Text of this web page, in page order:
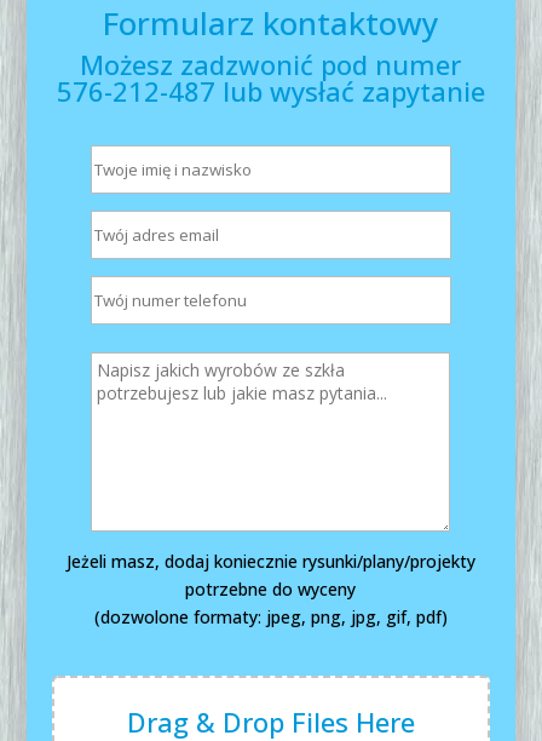
Formularz kontaktowy
Możesz zadzwonić pod numer
576-212-487 lub wysłać zapytanie
Jeżeli masz, dodaj koniecznie rysunki/plany/projekty
potrzebne do wyceny
(dozwolone formaty: jpeg, png, jpg, gif, pdf)
Drag & Drop Files Here